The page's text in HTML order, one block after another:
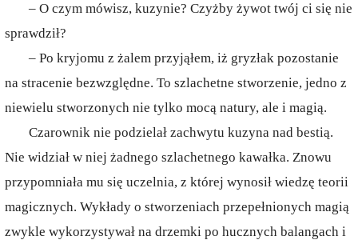
– O czym mówisz, kuzynie? Czyżby żywot twój ci się nie
sprawdził?
– Po kryjomu z żalem przyjąłem, iż gryzłak pozostanie
na stracenie bezwzględne. To szlachetne stworzenie, jedno z
niewielu stworzonych nie tylko mocą natury, ale i magią.
Czarownik nie podzielał zachwytu kuzyna nad bestią.
Nie widział w niej żadnego szlachetnego kawałka. Znowu
przypomniała mu się uczelnia, z której wynosił wiedzę teorii
magicznych. Wykłady o stworzeniach przepełnionych magią
zwykle wykorzystywał na drzemki po hucznych balangach i